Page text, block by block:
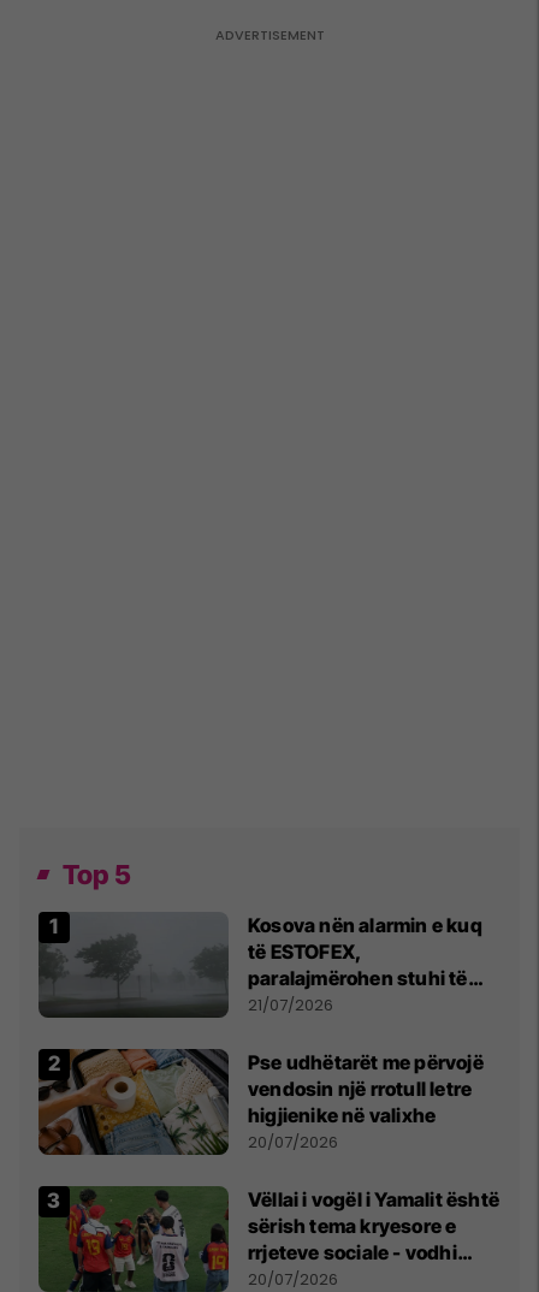
Top 5
Kosova nën alarmin e kuq
të ESTOFEX,
paralajmërohen stuhi të
fuqishme me breshër dhe
21/07/2026
Pse udhëtarët me përvojë
vendosin një rrotull letre
higjienike në valixhe
20/07/2026
Vëllai i vogël i Yamalit është
sërish tema kryesore e
rrjeteve sociale - vodhi
vëmendjen pas finales së
20/07/2026